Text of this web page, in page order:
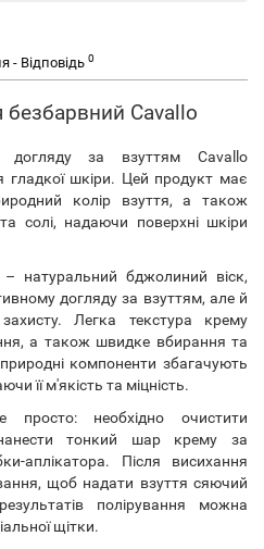
- Відповідь 0
безбарвний Cavallo
догляду за взуттям Cavallo
гладкої шкіри. Цей продукт має
колір взуття, а також
солі, надаючи поверхні шкіри
– натуральний бджолиний віск,
догляду за взуттям, але й
Легка текстура крему
а також швидке вбирання та
компоненти збагачують
її м'якість та міцність.
просто: необхідно очистити
тонкий шар крему за
аплікатора. Після висихання
щоб надати взуття сяючий
полірування можна
щітки.